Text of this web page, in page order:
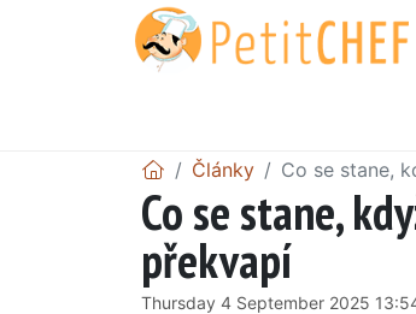
Články Co se stane,
Co se stane,
překvapí
Thursday 4 September 2025